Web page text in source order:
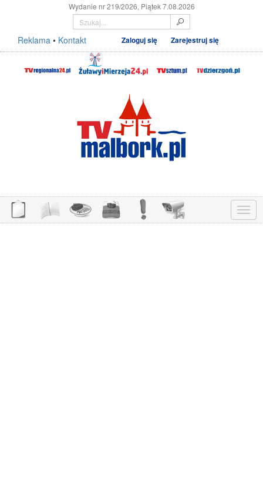
Wydanie nr 219/2026, Piątek 7.08.2026
Reklama • Kontakt Zaloguj się Zarejestruj się
Menu